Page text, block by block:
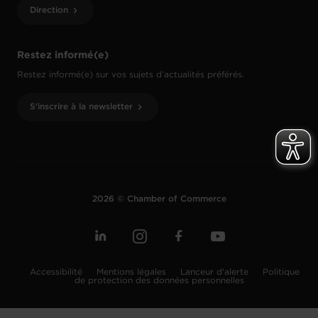
Restez informé(e)
Restez informé(e) sur vos sujets d’actualités préférés.
S'inscrire à la newsletter
Direction
2026 © Chamber of Commerce
Accessibilité Mentions légales Lanceur d'alerte
Politique
de protection des données personnelles